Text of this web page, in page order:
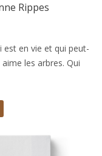
Rippes
est en vie et qui peut-
les arbres. Qui